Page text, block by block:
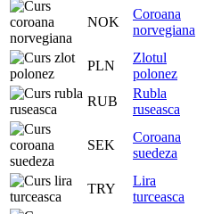
NOK
Coroana
norvegiana
PLN
Zlotul
polonez
RUB
Rubla
ruseasca
SEK
Coroana
suedeza
TRY
Lira
turceasca